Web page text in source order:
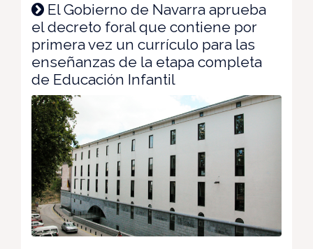
El Gobierno de Navarra aprueba
el decreto foral que contiene por
primera vez un currículo para las
enseñanzas de la etapa completa
de Educación Infantil